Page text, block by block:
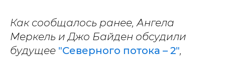
Как сообщалось ранее, Ангела
Меркель и Джо Байден обсудили
будущее "Северного потока – 2",